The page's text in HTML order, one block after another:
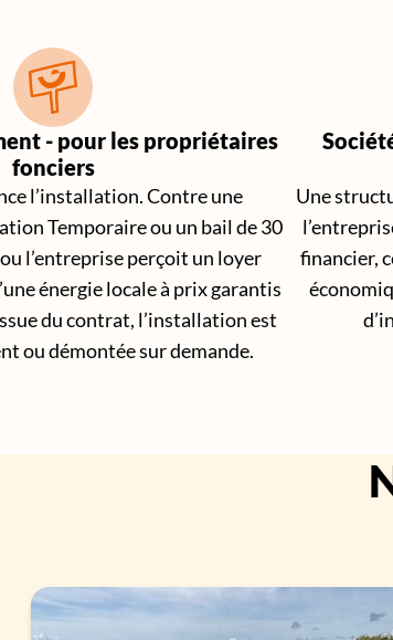
- pour les propriétaires
fonciers
l’installation. Contre une
Temporaire ou un bail de 30
l’entreprise perçoit un loyer
énergie locale à prix garantis
du contrat, l’installation est
ou démontée sur demande.
Une
financier,